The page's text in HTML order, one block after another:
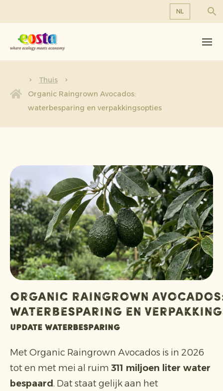
NL
Over ons
Producten
Duurzaamheid
Nieuws & Persberichten
Werken bij Eosta
Thuis
Organic Raingrown Avocados:
waterbesparing en verpakkingsopties
Organic Raingrown
waterbesparing en
Update waterbesparing
Met Organic Raingrown Avocados is in 2026
tot en met mei al ruim 311 miljoen liter water
bespaard. Dat staat gelijk aan het